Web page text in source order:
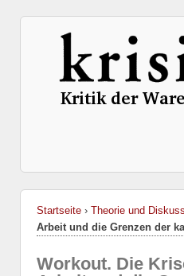
Startseite › Theorie und
Arbeit und die Grenzen der
Workout. Die